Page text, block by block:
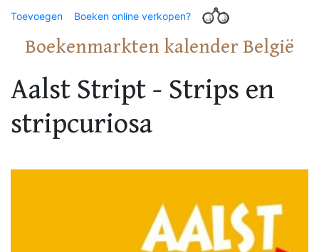
Toevoegen Boeken online verkopen?
Boekenmarkten kalender België
Aalst Stript - Strips en
stripcuriosa